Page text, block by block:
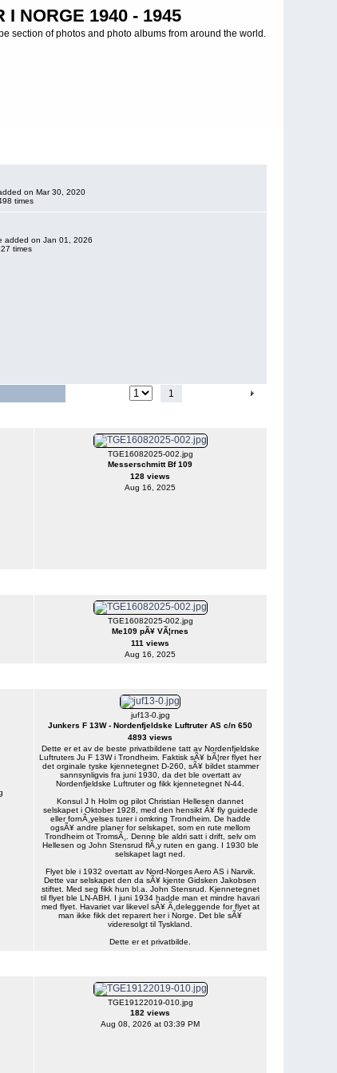
I NORGE 1940 - 1945
section of photos and photo albums from around the world.
on Mar 30, 2020
times
added on Jan 01, 2026
times
1
TGE16082025-002.jpg
Messerschmitt Bf 109
128 views
Aug 16, 2025
TGE16082025-002.jpg
Me109 pÃ¥ VÃ¦rnes
111 views
Aug 16, 2025
juf13-0.jpg
Junkers F 13W - Nordenfjeldske Luftruter AS c/n 650
4893 views
Dette er et av de beste privatbildene tatt av Nordenfjeldske
Luftruters Ju F 13W i Trondheim. Faktisk sÃ¥ bÃ¦rer flyet her
det orginale tyske kjennetegnet D-260, sÃ¥ bildet stammer
sannsynligvis fra juni 1930, da det ble overtatt av
Nordenfjeldske Luftruter og fikk kjennetegnet N-44.
Konsul J h Holm og pilot Christian Hellesen dannet
selskapet i Oktober 1928, med den hensikt Ã¥ fly guidede
eller fornÃ¸yelses turer i omkring Trondheim. De hadde
ogsÃ¥ andre planer for selskapet, som en rute mellom
Trondheim ot TromsÃ¸. Denne ble aldri satt i drift, selv om
Hellesen og John Stensrud flÃ¸y ruten en gang. I 1930 ble
selskapet lagt ned.
Flyet ble i 1932 overtatt av Nord-Norges Aero AS i Narvik.
Dette var selskapet den da sÃ¥ kjente Gidsken Jakobsen
stiftet. Med seg fikk hun bl.a. John Stensrud. Kjennetegnet
til flyet ble LN-ABH. I juni 1934 hadde man et mindre havari
med flyet. Havariet var likevel sÃ¥ Ã¸deleggende for flyet at
man ikke fikk det reparert her i Norge. Det ble sÃ¥
videresolgt til Tyskland.
Dette er et privatbilde.
TGE19122019-010.jpg
182 views
Aug 08, 2026 at 03:39 PM